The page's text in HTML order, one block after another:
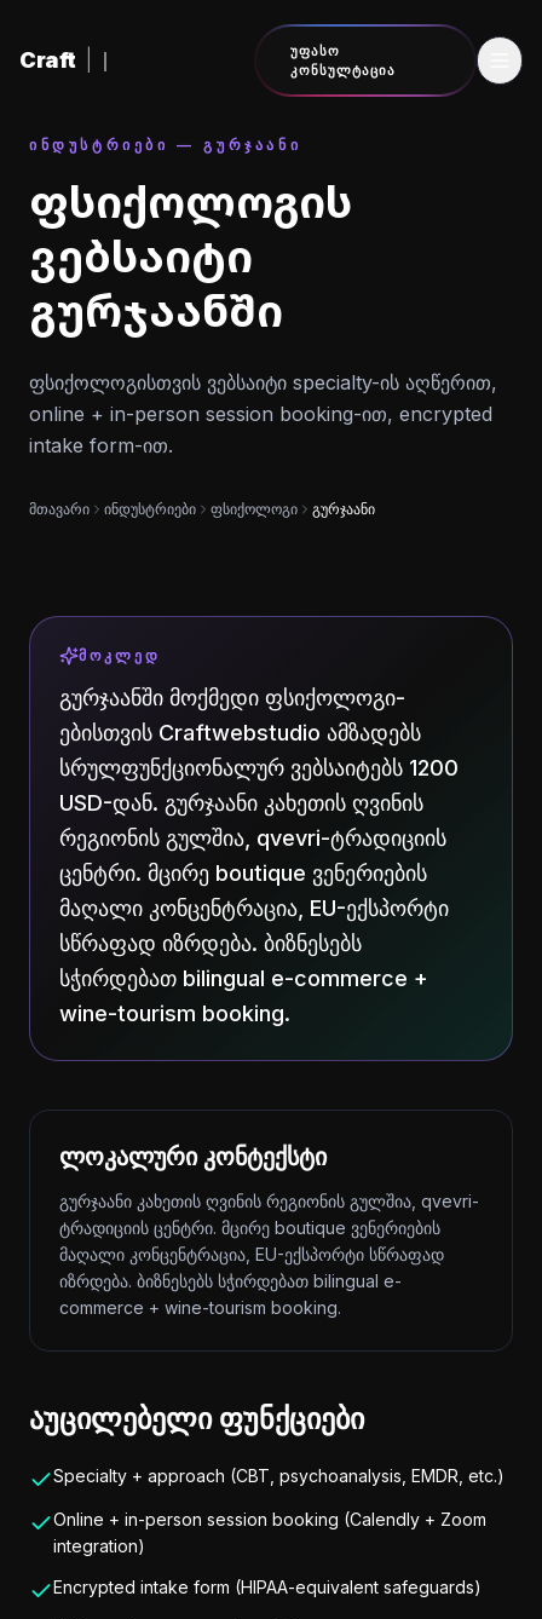
Craft
ᲣᲤᲐᲡᲝ
ᲙᲝᲜᲡᲣᲚᲢᲐᲪᲘᲐ
ᲘᲜᲓᲣᲡᲢᲠᲘᲔᲑᲘ — ᲒᲣᲠᲯᲐᲐᲜᲘ
ფსიქოლოგის
ვებსაიტი
გურჯაანში
ფსიქოლოგისთვის ვებსაიტი specialty-ის აღწერით,
online + in-person session booking-ით, encrypted
intake form-ით.
მთავარი ინდუსტრიები ფსიქოლოგი გურჯაანი
ᲛᲝᲙᲚᲔᲓ
გურჯაანში მოქმედი ფსიქოლოგი-
ებისთვის Craftwebstudio ამზადებს
სრულფუნქციონალურ ვებსაიტებს 1200
USD-დან. გურჯაანი კახეთის ღვინის
რეგიონის გულშია, qvevri-ტრადიციის
ცენტრი. მცირე boutique ვენერიების
მაღალი კონცენტრაცია, EU-ექსპორტი
სწრაფად იზრდება. ბიზნესებს
სჭირდებათ bilingual e-commerce +
wine-tourism booking.
ლოკალური კონტექსტი
გურჯაანი კახეთის ღვინის რეგიონის გულშია, qvevri-
ტრადიციის ცენტრი. მცირე boutique ვენერიების
მაღალი კონცენტრაცია, EU-ექსპორტი სწრაფად
იზრდება. ბიზნესებს სჭირდებათ bilingual e-
commerce + wine-tourism booking.
აუცილებელი ფუნქციები
Specialty + approach (CBT, psychoanalysis, EMDR, etc.)
Online + in-person session booking (Calendly + Zoom
integration)
Encrypted intake form (HIPAA-equivalent safeguards)